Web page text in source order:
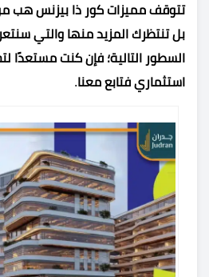
تتوقف مميزات كور ذا بيزنس هب
بل تنتظرك المزيد منها والتي
السطور التالية؛ فإن كنت مستعدًا
استثماري فتابع معنا.